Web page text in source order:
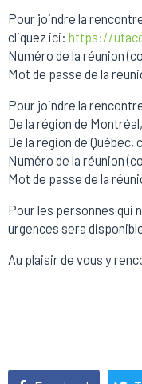
Pour joindre la
cliquez ici: https://
Numéro de la réunion
Mot de passe de la
Pour joindre la
De la région de
De la région de
Numéro de la réunion
Mot de passe de la
Pour les personnes qui
urgences sera
Au plaisir de vous y